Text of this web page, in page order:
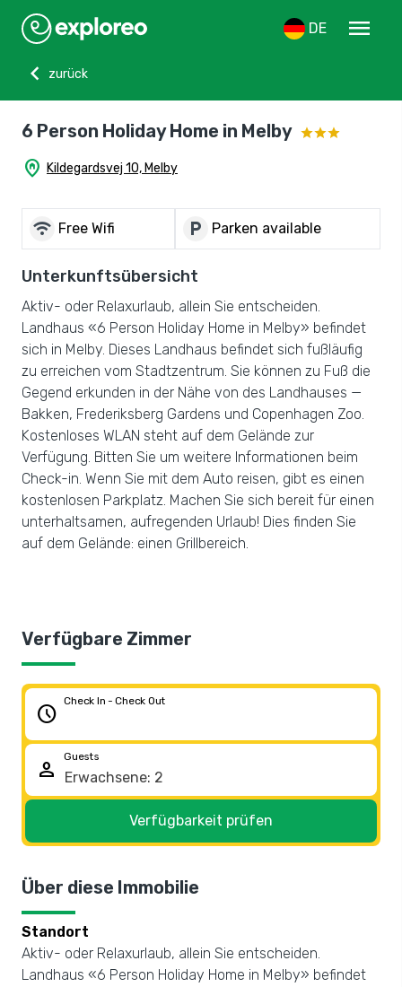
DE
menu
chevron_left
zurück
6 Person Holiday Home in Melby
home_pin Kildegardsvej 10, Melby
wifi Free Wifi local_parking Parken available
Unterkunftsübersicht
Aktiv- oder Relaxurlaub, allein Sie entscheiden.
Landhaus «6 Person Holiday Home in Melby» befindet
sich in Melby. Dieses Landhaus befindet sich fußläufig
zu erreichen vom Stadtzentrum. Sie können zu Fuß die
Gegend erkunden in der Nähe von des Landhauses —
Bakken, Frederiksberg Gardens und Copenhagen Zoo.
Kostenloses WLAN steht auf dem Gelände zur
Verfügung. Bitten Sie um weitere Informationen beim
Check-in. Wenn Sie mit dem Auto reisen, gibt es einen
kostenlosen Parkplatz. Machen Sie sich bereit für einen
unterhaltsamen, aufregenden Urlaub! Dies finden Sie
auf dem Gelände: einen Grillbereich.
Verfügbare Zimmer
schedule
Check In - Check Out
person
Guests
Verfügbarkeit prüfen
Über diese Immobilie
Standort
Aktiv- oder Relaxurlaub, allein Sie entscheiden.
Landhaus «6 Person Holiday Home in Melby» befindet